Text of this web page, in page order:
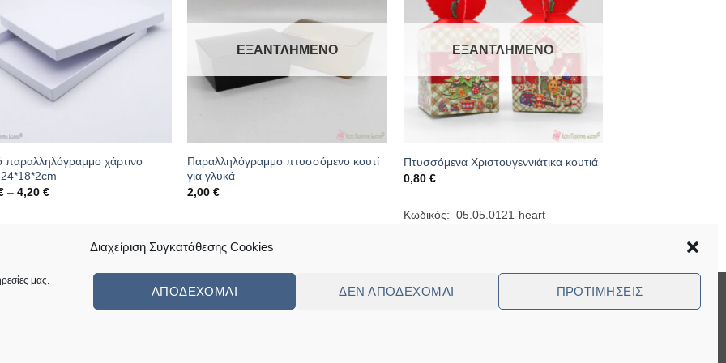
Διαχείριση Συγκατάθεσης Cookies
μας.
ΑΠΟΔΈΧΟΜΑΙ ΔΕΝ ΑΠΟΔΈΧΟΜΑΙ ΠΡΟΤΙΜΉΣΕΙΣ
παραλληλόγραμμο χάρτινο
24*18*2cm
– 4,20€Price
ΕΞΑΝΤΛΗΜΈΝΟ
Παραλληλόγραμμο πτυσσόμενο κουτί
για γλυκά
2,00€
ΕΞΑΝΤΛΗΜΈΝΟ
Πτυσσόμενα Χριστουγεννιάτικα κουτιά
0,80 €
Κωδικός: 05.05.0121-heart
Visa
Bank
Cash